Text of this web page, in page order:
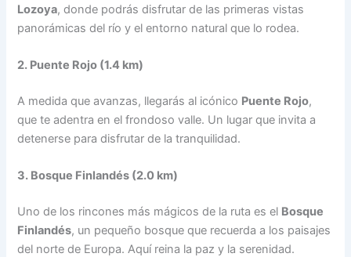
Lozoya, donde podrás disfrutar de las primeras vistas
panorámicas del río y el entorno natural que lo rodea.
2. Puente Rojo (1.4 km)
A medida que avanzas, llegarás al icónico Puente Rojo,
que te adentra en el frondoso valle. Un lugar que invita a
detenerse para disfrutar de la tranquilidad.
3. Bosque Finlandés (2.0 km)
Uno de los rincones más mágicos de la ruta es el Bosque
Finlandés, un pequeño bosque que recuerda a los paisajes
del norte de Europa. Aquí reina la paz y la serenidad.